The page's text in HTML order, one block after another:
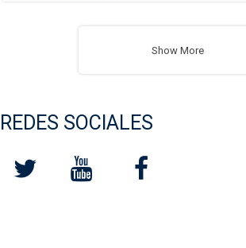
Show More
REDES SOCIALES